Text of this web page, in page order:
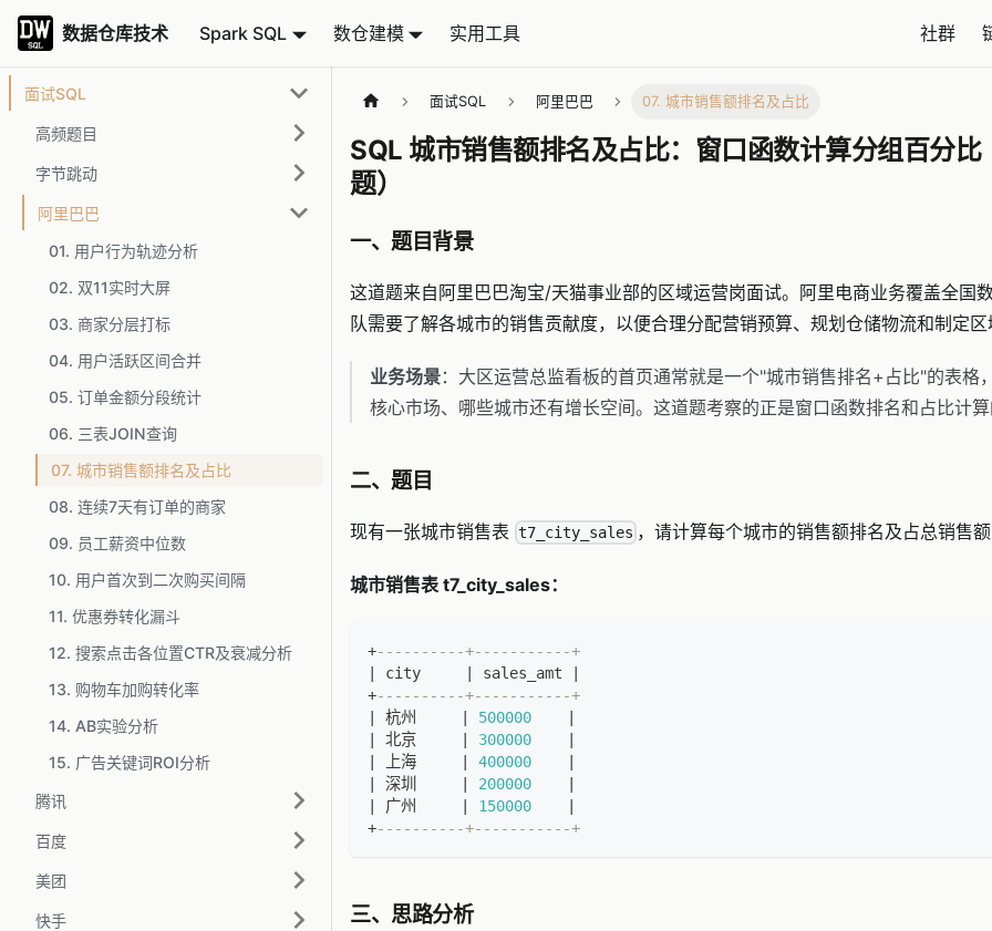
数据仓库技术 Spark SQL 数仓建模 实用工具 社群
数据仓库技术
面试SQL
高频题目
字节跳动
阿里巴巴
01. 用户行为轨迹分析
02. 双11实时大屏
03. 商家分层打标
04. 用户活跃区间合并
05. 订单金额分段统计
06. 三表JOIN查询
07. 城市销售额排名及占比
08. 连续7天有订单的商家
09. 员工薪资中位数
10. 用户首次到二次购买间隔
11. 优惠券转化漏斗
12. 搜索点击各位置CTR及衰减分析
13. 购物车加购转化率
14. AB实验分析
15. 广告关键词ROI分析
腾讯
百度
美团
快手
面试SQL 阿里巴巴 07. 城市销售额排名及占比
SQL 城市销售额排名及占比：窗口函数计算分组百分比
题）
一、题目背景
这道题来自阿里巴巴淘宝/天猫事业部的区域运营岗面试。阿里电商业务覆盖全国
队需要了解各城市的销售贡献度，以便合理分配营销预算、规划仓储物流和制定
业务场景：大区运营总监看板的首页通常就是一个"城市销售排名+占比"的表格
核心市场、哪些城市还有增长空间。这道题考察的正是窗口函数排名和占比计
二、题目
现有一张城市销售表 t7_city_sales ，请计算每个城市的销售额排名及占总销售
城市销售表 t7_city_sales：
+----------+-----------+
city sales_amt
+----------+-----------+
杭州 500000
北京 300000
上海 400000
深圳 200000
广州 150000
+----------+-----------+
三、思路分析